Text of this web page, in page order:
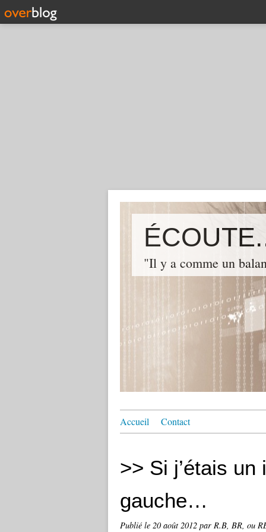
"Il y a comme un
Accueil Contact
>> Si j’étais
gauche…
Publié le 20 août 2012 par R.B, BR, ou